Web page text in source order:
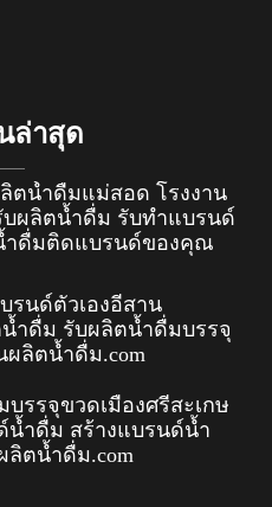
ล่าสุด
ตน้ำดื่มแม่สอด โรงงาน
ผลิตน้ำดื่ม รับทำแบรนด์
ำดื่มติดแบรนด์ของคุณ
รนด์ตัวเองอีสาน
ำดื่ม รับผลิตน้ำดื่มบรรจุ
ผลิตน้ำดื่ม.com
รรจุขวดเมืองศรีสะเกษ
น้ำดื่ม สร้างแบรนด์น้ำ
ลิตน้ำดื่ม.com